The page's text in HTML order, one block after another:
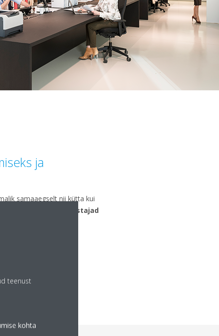
ja
samaaegselt nii kütta kui
saavad külastajad
teenust
kohta